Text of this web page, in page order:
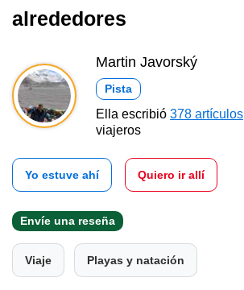
alrededores
Martin Javorský
Pista
Ella escribió 378 artículos
viajeros
Yo estuve ahí Quiero ir allí
Envíe una reseña
Viaje Playas y natación